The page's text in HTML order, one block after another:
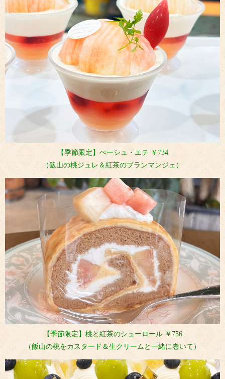
【季節限定】ぺーシュ・エテ ￥734
（飯山の桃ジュレ＆紅茶のブランマンジェ）
【季節限定】桃と紅茶のシューロール ￥756
（飯山の桃をカスタード＆生クリームと一緒に巻いて）